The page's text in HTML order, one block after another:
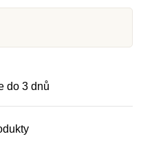
do 3 dnů